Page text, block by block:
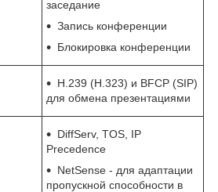
заседание
Запись конференции
Блокировка конференции
H.239 (H.323) и BFCP (SIP)
для обмена презентациями
DiffServ, TOS, IP
Precedence
NetSense - для адаптации
пропускной способности в